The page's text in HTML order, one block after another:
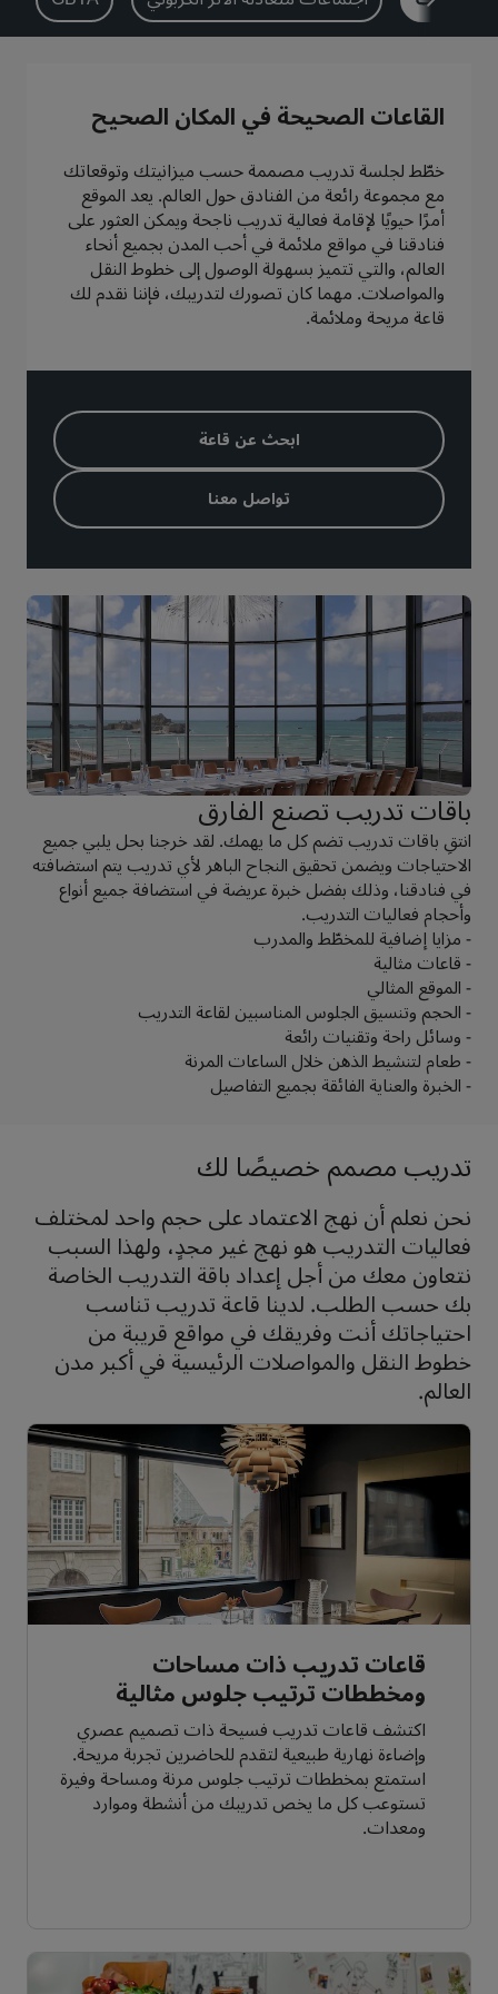
بارك بلازا بارك إن باي راديسون
العلامات التجارية التابعة في الصين
Jin Jiang
Kunlun
Golden Tulip
تفضل بزيارة مدونتنا
القاعات الصحيحة في المكان الصحيح
خطّط لجلسة تدريب مصممة حسب ميزانيتك وتوقعاتك
مع مجموعة رائعة من الفنادق حول العالم. يعد الموقع
أمرًا حيويًا لإقامة فعالية تدريب ناجحة ويمكن العثور على
فنادقنا في مواقع ملائمة في أحب المدن بجميع أنحاء
العالم، والتي تتميز بسهولة الوصول إلى خطوط النقل
والمواصلات. مهما كان تصورك لتدريبك، فإننا نقدم لك
قاعة مريحة وملائمة.
ابحث عن قاعة
تواصل معنا
باقات تدريب تصنع الفارق
انتقِ باقات تدريب تضم كل ما يهمك. لقد خرجنا بحل يلبي جميع
الاحتياجات ويضمن تحقيق النجاح الباهر لأي تدريب يتم استضافته
في فنادقنا، وذلك بفضل خبرة عريضة في استضافة جميع أنواع
وأحجام فعاليات التدريب.
- مزايا إضافية للمخطّط والمدرب
- قاعات مثالية
- الموقع المثالي
- الحجم وتنسيق الجلوس المناسبين لقاعة التدريب
- وسائل راحة وتقنيات رائعة
- طعام لتنشيط الذهن خلال الساعات المرنة
- الخبرة والعناية الفائقة بجميع التفاصيل
تدريب مصمم خصيصًا لك
نحن نعلم أن نهج الاعتماد على حجم واحد لمختلف
فعاليات التدريب هو نهج غير مجدٍ، ولهذا السبب
نتعاون معك من أجل إعداد باقة التدريب الخاصة
بك حسب الطلب. لدينا قاعة تدريب تناسب
احتياجاتك أنت وفريقك في مواقع قريبة من
خطوط النقل والمواصلات الرئيسية في أكبر مدن
العالم.
قاعات تدريب ذات مساحات
ومخططات ترتيب جلوس مثالية
اكتشف قاعات تدريب فسيحة ذات تصميم عصري
وإضاءة نهارية طبيعية لتقدم للحاضرين تجربة مريحة.
استمتع بمخططات ترتيب جلوس مرنة ومساحة وفيرة
تستوعب كل ما يخص تدريبك من أنشطة وموارد
ومعدات.